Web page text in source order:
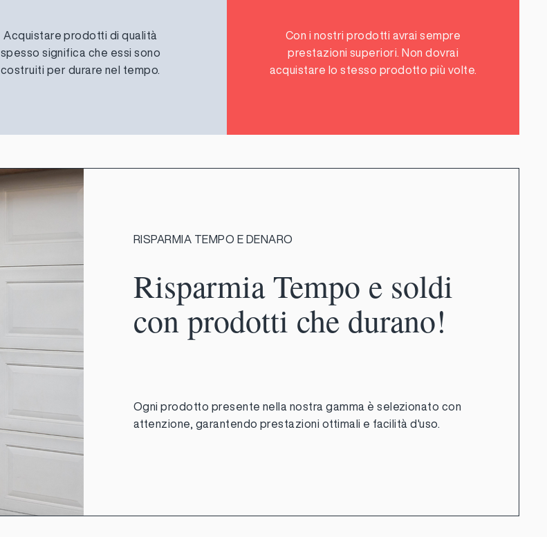
Acquistare prodotti di qualità
spesso significa che essi sono
costruiti per durare nel tempo.
Con i nostri prodotti avrai sempre
prestazioni superiori. Non dovrai
acquistare lo stesso prodotto più volte.
RISPARMIA TEMPO E DENARO
Risparmia Tempo e soldi
con prodotti che durano!
Ogni prodotto presente nella nostra gamma è selezionato con
attenzione, garantendo prestazioni ottimali e facilità d'uso.